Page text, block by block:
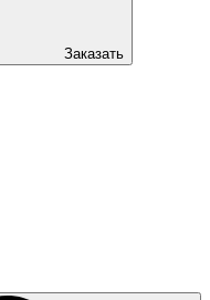
Заказать